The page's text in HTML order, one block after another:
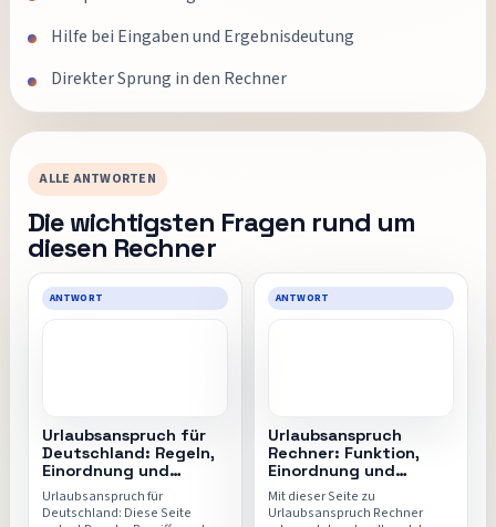
Hilfe bei Eingaben und Ergebnisdeutung
Direkter Sprung in den Rechner
ALLE ANTWORTEN
Die wichtigsten Fragen rund um
diesen Rechner
ANTWORT
Urlaubsanspruch für
Deutschland: Regeln,
Einordnung und
direkter Rechner
Urlaubsanspruch für
Deutschland: Diese Seite
ANTWORT
Urlaubsanspruch
Rechner: Funktion,
Einordnung und
direkter Einstieg
Mit dieser Seite zu
Urlaubsanspruch Rechner